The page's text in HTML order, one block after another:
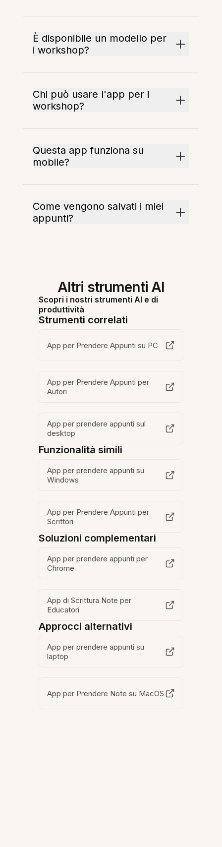
È disponibile un modello per
i workshop?
Chi può usare l'app per i
workshop?
Questa app funziona su
mobile?
Come vengono salvati i miei
appunti?
Altri strumenti AI
Scopri i nostri strumenti AI e di
produttività
Strumenti correlati
App per Prendere Appunti su PC
App per Prendere Appunti per
Autori
App per prendere appunti sul
desktop
Funzionalità simili
App per prendere appunti su
Windows
App per Prendere Appunti per
Scrittori
Soluzioni complementari
App per prendere appunti per
Chrome
App di Scrittura Note per
Educatori
Approcci alternativi
App per prendere appunti su
laptop
App per Prendere Note su MacOS